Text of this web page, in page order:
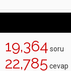
19,364 soru
22,785 cevap